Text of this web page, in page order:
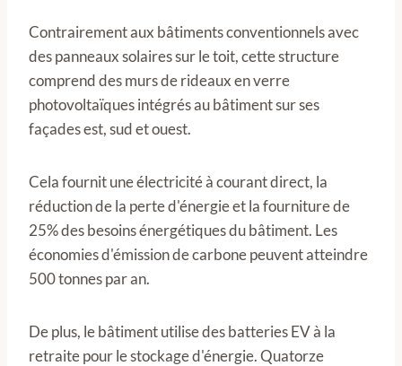
Contrairement aux bâtiments conventionnels avec
des panneaux solaires sur le toit, cette structure
comprend des murs de rideaux en verre
photovoltaïques intégrés au bâtiment sur ses
façades est, sud et ouest.
Cela fournit une électricité à courant direct, la
réduction de la perte d'énergie et la fourniture de
25% des besoins énergétiques du bâtiment. Les
économies d'émission de carbone peuvent atteindre
500 tonnes par an.
De plus, le bâtiment utilise des batteries EV à la
retraite pour le stockage d'énergie. Quatorze